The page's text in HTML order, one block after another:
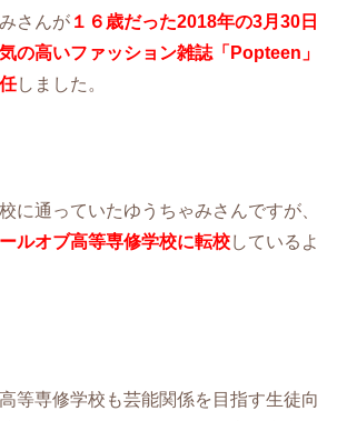
さんが １６歳だった2018年の3月30日
の高いファッション雑誌「Popteen」
しました。
に通っていたゆうちゃみさんですが、
ルオブ高等専修学校に転校しているよ
等専修学校も芸能関係を目指す生徒向